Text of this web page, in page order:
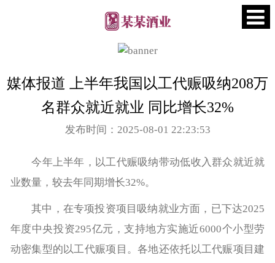
媒体报道 上半年我国以工代赈吸纳208万
名群众就近就业 同比增长32%
发布时间：2025-08-01 22:23:53
今年上半年，以工代赈吸纳带动低收入群众就近就
业数量，较去年同期增长32%。
其中，在专项投资项目吸纳就业方面，已下达2025
年度中央投资295亿元，支持地方实施近6000个小型劳
动密集型的以工代赈项目。各地还依托以工代赈项目建